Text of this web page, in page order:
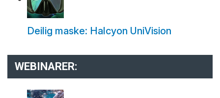
Deilig maske: Halcyon UniVision
WEBINARER: